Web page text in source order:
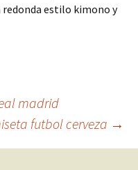
redonda estilo kimono y
madrid
futbol cerveza →